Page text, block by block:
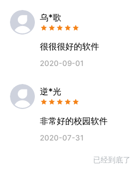
乌*歌
很很很好的软件
2020-09-01
逆*光
非常好的校园软件
2020-07-31
已经到底了